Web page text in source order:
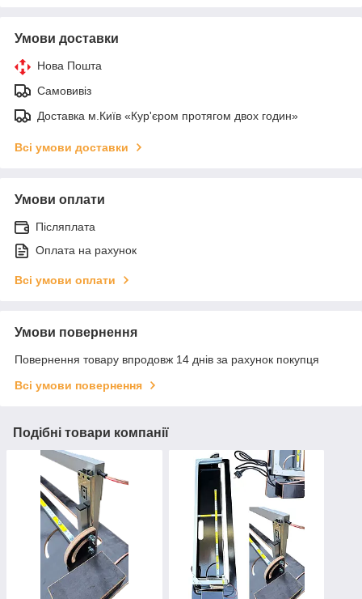
Умови доставки
Нова Пошта
Самовивіз
Доставка м.Київ «Кур'єром протягом двох годин»
Всі умови доставки
Умови оплати
Післяплата
Оплата на рахунок
Всі умови оплати
Умови повернення
Повернення товару впродовж 14 днів за рахунок покупця
Всі умови повернення
Подібні товари компанії